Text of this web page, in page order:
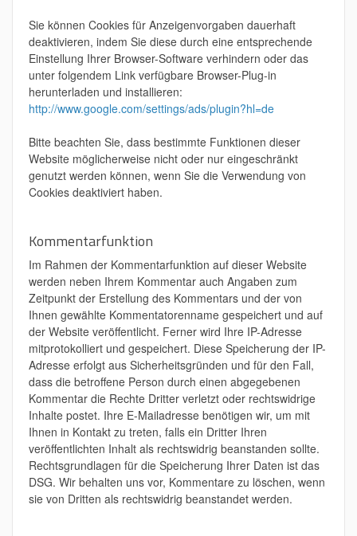
Sie können Cookies für Anzeigenvorgaben dauerhaft
deaktivieren, indem Sie diese durch eine entsprechende
Einstellung Ihrer Browser-Software verhindern oder das
unter folgendem Link verfügbare Browser-Plug-in
herunterladen und installieren:
http://www.google.com/settings/ads/plugin?hl=de
Bitte beachten Sie, dass bestimmte Funktionen dieser
Website möglicherweise nicht oder nur eingeschränkt
genutzt werden können, wenn Sie die Verwendung von
Cookies deaktiviert haben.
Kommentarfunktion
Im Rahmen der Kommentarfunktion auf dieser Website
werden neben Ihrem Kommentar auch Angaben zum
Zeitpunkt der Erstellung des Kommentars und der von
Ihnen gewählte Kommentatorenname gespeichert und auf
der Website veröffentlicht. Ferner wird Ihre IP-Adresse
mitprotokolliert und gespeichert. Diese Speicherung der IP-
Adresse erfolgt aus Sicherheitsgründen und für den Fall,
dass die betroffene Person durch einen abgegebenen
Kommentar die Rechte Dritter verletzt oder rechtswidrige
Inhalte postet. Ihre E-Mailadresse benötigen wir, um mit
Ihnen in Kontakt zu treten, falls ein Dritter Ihren
veröffentlichten Inhalt als rechtswidrig beanstanden sollte.
Rechtsgrundlagen für die Speicherung Ihrer Daten ist das
DSG. Wir behalten uns vor, Kommentare zu löschen, wenn
sie von Dritten als rechtswidrig beanstandet werden.